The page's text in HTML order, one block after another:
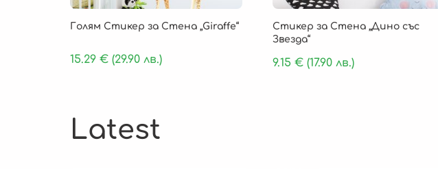
Голям Стикер за Стена „Giraffe“
15.29 € (29.90 лв.)
Стикер за Стена „Дино със
Звезда“
9.15 €(17.90 лв.)
Latest